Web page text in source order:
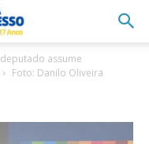
assume
Foto: Danilo Oliveira